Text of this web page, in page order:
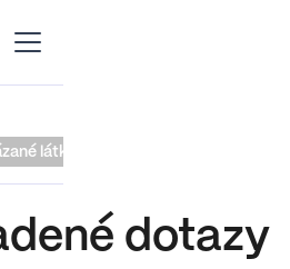
látky a metody
dotazy